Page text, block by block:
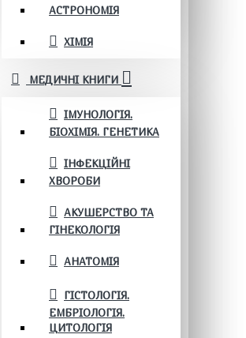
АСТРОНОМІЯ
ХІМІЯ
МЕДИЧНІ КНИГИ
ІМУНОЛОГІЯ.
БІОХІМІЯ. ГЕНЕТИКА
ІНФЕКЦІЙНІ
ХВОРОБИ
АКУШЕРСТВО ТА
ГІНЕКОЛОГІЯ
АНАТОМІЯ
ГІСТОЛОГІЯ.
ЕМБРІОЛОГІЯ.
ЦИТОЛОГІЯ